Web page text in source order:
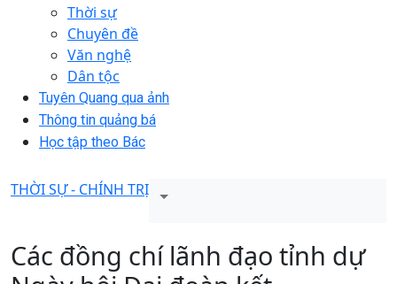
Thời sự
Chuyên đề
Văn nghệ
Dân tộc
Tuyên Quang qua ảnh
Thông tin quảng bá
Học tập theo Bác
THỜI SỰ - CHÍNH TRỊ
Các đồng chí lãnh đạo tỉnh dự